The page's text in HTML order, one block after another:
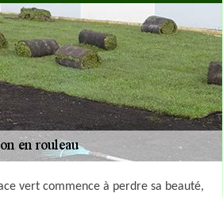
vert commence à perdre sa beauté,